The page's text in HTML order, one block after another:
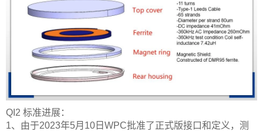
QI2 标准进展：
1、由于2023年5月10日WPC批准了正式版接口和定义，测